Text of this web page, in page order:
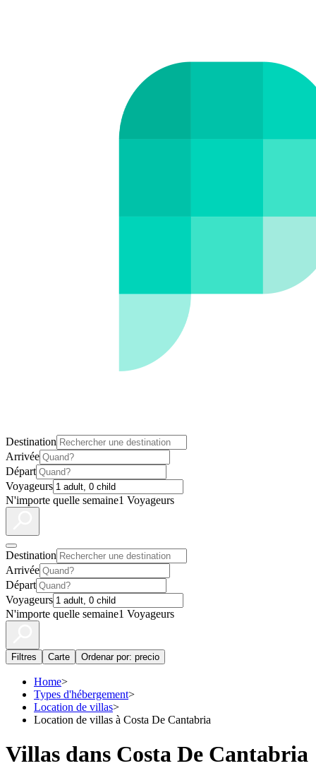
Destination
Arrivée
Départ
Voyageurs
N'importe quelle semaine1 Voyageurs
Destination
Arrivée
Départ
Voyageurs
N'importe quelle semaine1 Voyageurs
Filtres Carte Ordenar por: precio
Home>
Types d'hébergement>
Location de villas>
Location de villas à Costa De Cantabria
Villas dans Costa De Cantabria